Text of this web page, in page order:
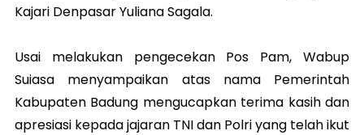
Kajari Denpasar Yuliana Sagala.
Usai melakukan pengecekan Pos Pam, Wabup
Suiasa menyampaikan atas nama Pemerintah
Kabupaten Badung mengucapkan terima kasih dan
apresiasi kepada jajaran TNI dan Polri yang telah ikut